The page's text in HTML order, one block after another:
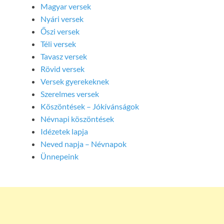
Magyar versek
Nyári versek
Őszi versek
Téli versek
Tavasz versek
Rövid versek
Versek gyerekeknek
Szerelmes versek
Köszöntések – Jókívánságok
Névnapi köszöntések
Idézetek lapja
Neved napja – Névnapok
Ünnepeink